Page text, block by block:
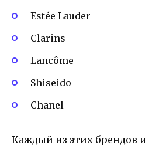
Estée Lauder
Clarins
Lancôme
Shiseido
Chanel
Каждый из этих брендов